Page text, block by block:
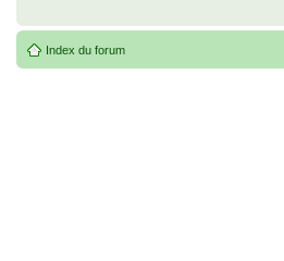
Index du forum